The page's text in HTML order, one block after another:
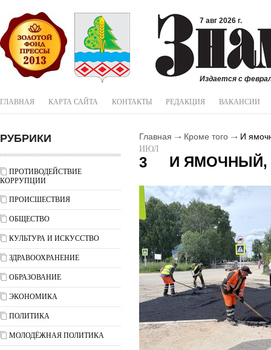
7 авг 2026 г.
Издается с
ГЛАВНАЯ КАРТА САЙТА КОНТАКТЫ РЕДАКЦИЯ ВАКАНСИИ
РУБРИКИ
ПРОТИВОДЕЙСТВИЕ
КОРРУПЦИИ
ПРОИСШЕСТВИЯ
ОБЩЕСТВО
КУЛЬТУРА И ИСКУССТВО
ЗДРАВООХРАНЕНИЕ
ОБРАЗОВАНИЕ
ЭКОНОМИКА
ПОЛИТИКА
МОЛОДЁЖНАЯ ПОЛИТИКА
Главная Кроме того
И
ИЮЛ
3 И ЯМОЧНЫЙ,